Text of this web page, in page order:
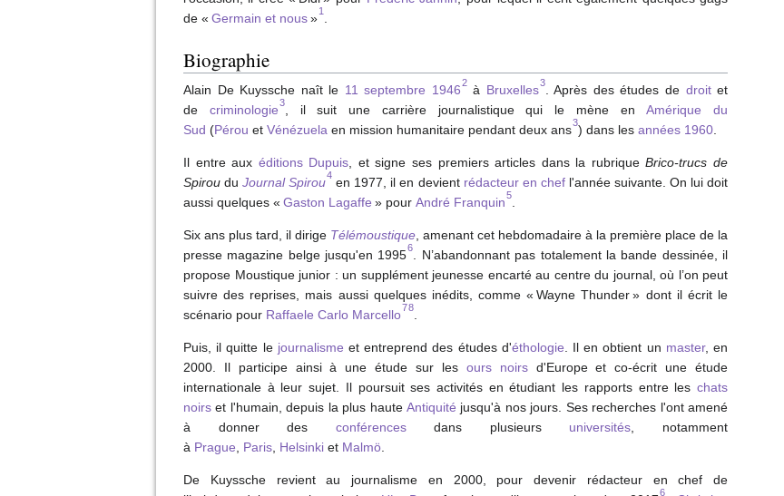
de « Germain et nous»1
Biographie
Alain De Kuyssche naît le 11 septembre 19462 à Bruxelles3. Après des études de droit et
de
criminologie3, il suit une carrière journalistique qui le mène en
Amérique du
Sud (Pérou et Vénézuela en mission humanitaire pendant deux ans3) dans les années 1960
Il entre aux éditions Dupuis , et signe ses premiers articles dans la rubrique Brico-trucs de
Spirou du Journal Spirou4 en 1977, il en devient rédacteur en chef l'année suivante. On lui doit
aussi quelques « Gaston Lagaffe » pour André Franquin5
Six ans plus tard, il dirige Télémoustique , amenant cet hebdomadaire à la première place de la
presse magazine belge jusqu'en 19956
. N’abandonnant pas totalement la bande dessinée, il
propose Moustique junior : un supplément jeunesse encarté au centre du journal, où l’on peut
suivre des reprises, mais aussi quelques inédits, comme « Wayne Thunder » dont il écrit le
scénario pour Raffaele Carlo Marcello78
Puis, il quitte le journalisme et entreprend des études d'éthologie . Il en obtient un master, en
2000. Il participe ainsi à une étude sur les ours noirs d'Europe et co-écrit une étude
internationale à leur sujet. Il poursuit ses activités en étudiant les rapports entre les chats
noirs et l'humain, depuis la plus haute Antiquité jusqu'à nos jours. Ses recherches l'ont amené
à donner des
conférences dans plusieurs universités , notamment
à Prague Paris Helsinki et Malmö
De Kuyssche revient au journalisme en 2000, pour devenir rédacteur en chef de
6